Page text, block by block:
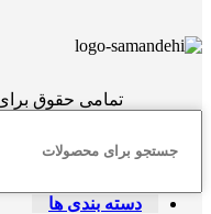
تمامی حقوق
دسته بندی ها